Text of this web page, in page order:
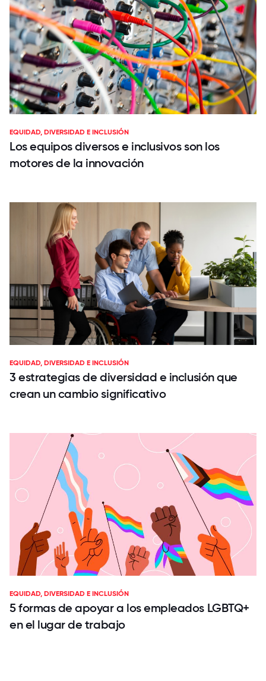
EQUIDAD, DIVERSIDAD E INCLUSIÓN
Los equipos diversos e inclusivos son los
motores de la innovación
EQUIDAD, DIVERSIDAD E INCLUSIÓN
3 estrategias de diversidad e inclusión que
crean un cambio significativo
EQUIDAD, DIVERSIDAD E INCLUSIÓN
5 formas de apoyar a los empleados LGBTQ+
en el lugar de trabajo